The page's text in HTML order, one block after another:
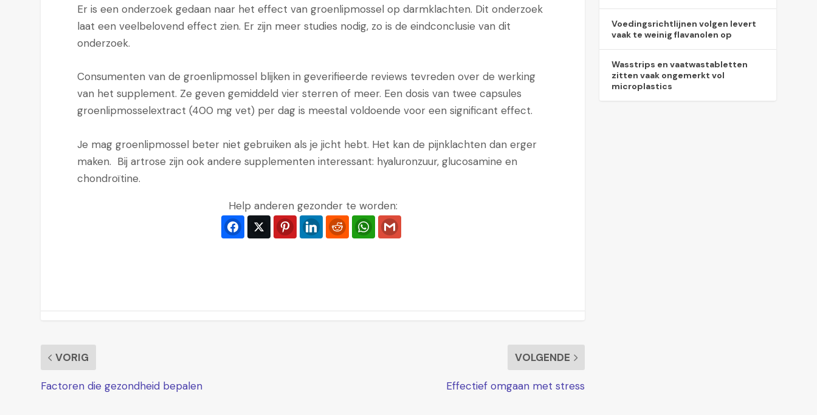
Er is een onderzoek gedaan naar het effect van groenlipmossel op darmklachten. Dit onderzoek
laat een veelbelovend effect zien. Er zijn meer studies nodig, zo is de eindconclusie van dit
onderzoek.
Consumenten van de groenlipmossel blijken in geverifieerde reviews tevreden over de werking
van het supplement. Ze geven gemiddeld vier sterren of meer. Een dosis van twee capsules
groenlipmosselextract (400 mg vet) per dag is meestal voldoende voor een significant effect.
Je mag groenlipmossel beter niet gebruiken als je jicht hebt. Het kan de pijnklachten dan erger
maken. Bij artrose zijn ook andere supplementen interessant: hyaluronzuur, glucosamine en
chondroïtine.
Help anderen gezonder te worden:
FacebookTwitter PinterestLinkedIn Reddit WhatsApp
VORIG
Factoren die gezondheid bepalen
VOLGENDE
Effectief omgaan met stress
Voedingsrichtlijnen volgen levert
vaak te weinig flavanolen op
Wasstrips en vaatwastabletten
zitten vaak ongemerkt vol
microplastics